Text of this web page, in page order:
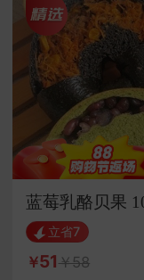
蓝莓乳酪贝果
面包立省7
51 58